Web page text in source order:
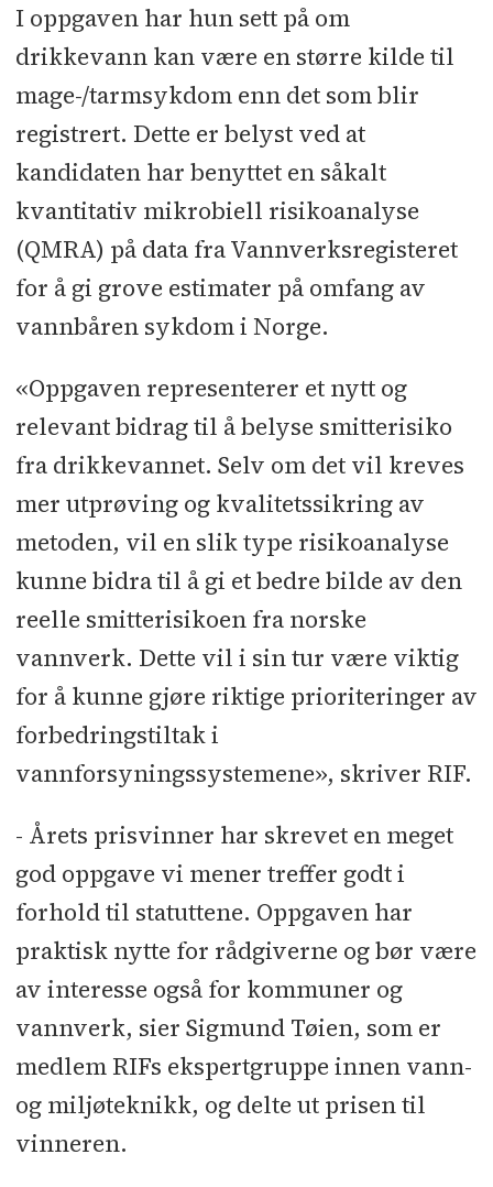
I oppgaven har hun sett på om
drikkevann kan være en større kilde til
mage-/tarmsykdom enn det som blir
registrert. Dette er belyst ved at
kandidaten har benyttet en såkalt
kvantitativ mikrobiell risikoanalyse
(QMRA) på data fra Vannverksregisteret
for å gi grove estimater på omfang av
vannbåren sykdom i Norge.
«Oppgaven representerer et nytt og
relevant bidrag til å belyse smitterisiko
fra drikkevannet. Selv om det vil kreves
mer utprøving og kvalitetssikring av
metoden, vil en slik type risikoanalyse
kunne bidra til å gi et bedre bilde av den
reelle smitterisikoen fra norske
vannverk. Dette vil i sin tur være viktig
for å kunne gjøre riktige prioriteringer av
forbedringstiltak i
vannforsyningssystemene», skriver RIF.
- Årets prisvinner har skrevet en meget
god oppgave vi mener treffer godt i
forhold til statuttene. Oppgaven har
praktisk nytte for rådgiverne og bør være
av interesse også for kommuner og
vannverk, sier Sigmund Tøien, som er
medlem RIFs ekspertgruppe innen vann-
og miljøteknikk, og delte ut prisen til
vinneren.